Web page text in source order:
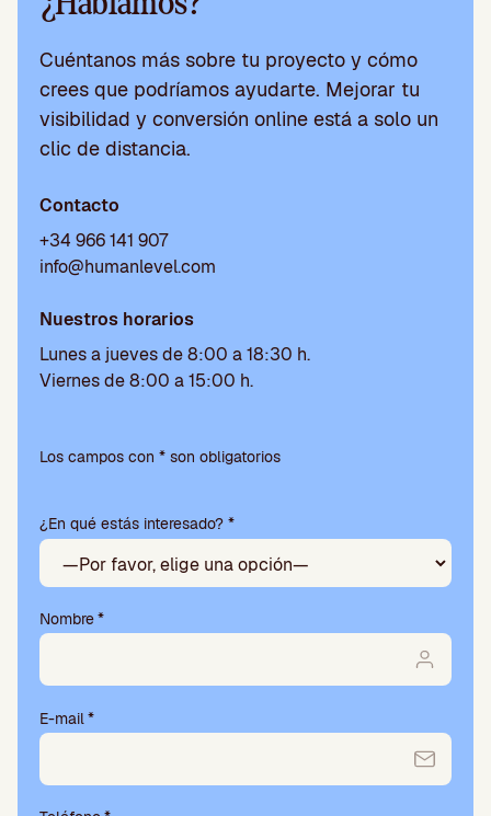
Cuéntanos más sobre tu proyecto y cómo
crees que podríamos ayudarte. Mejorar tu
visibilidad y conversión online está a solo un
clic de distancia.
Contacto
+34 966 141 907
info@humanlevel.com
Nuestros horarios
Lunes a jueves de 8:00 a 18:30 h.
Viernes de 8:00 a 15:00 h.
favor,
campo
vacío.
Los campos con * son obligatorios
¿En qué estás interesado? *
Nombre*
E-mail *